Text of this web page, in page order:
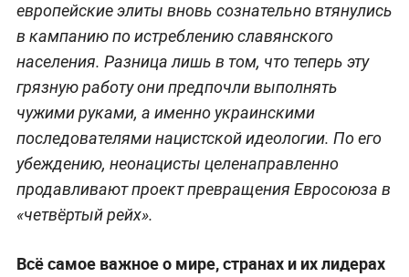
европейские элиты вновь сознательно втянулись
в кампанию по истреблению славянского
населения. Разница лишь в том, что теперь эту
грязную работу они предпочли выполнять
чужими руками, а именно украинскими
последователями нацистской идеологии. По его
убеждению, неонацисты целенаправленно
продавливают проект превращения Евросоюза в
«четвёртый рейх».
Всё самое важное о мире, странах и их лидерах